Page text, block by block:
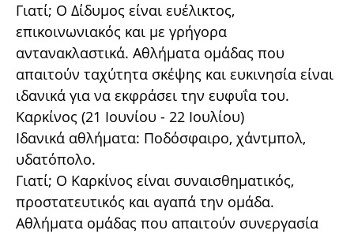
Γιατί; Ο Δίδυμος είναι ευέλικτος,
επικοινωνιακός και με γρήγορα
αντανακλαστικά. Αθλήματα ομάδας που
απαιτούν ταχύτητα σκέψης και ευκινησία είναι
ιδανικά για να εκφράσει την ευφυΐα του.
Καρκίνος (21 Ιουνίου - 22 Ιουλίου)
Ιδανικά αθλήματα: Ποδόσφαιρο, χάντμπολ,
υδατόπολο.
Γιατί; Ο Καρκίνος είναι συναισθηματικός,
προστατευτικός και αγαπά την ομάδα.
Αθλήματα ομάδας που απαιτούν συνεργασία